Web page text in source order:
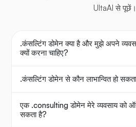
UltaAI से पूछें।
.कंसल्टिंग डोमेन क्या है और मुझे अपने
क्यों करना चाहिए?
.कंसल्टिंग डोमेन से कौन लाभान्वित हो
एक .consulting डोमेन मेरे व्यवसाय
सकता है?